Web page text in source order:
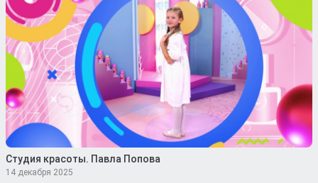
Студия красоты. Павла Попова
14 декабря 2025